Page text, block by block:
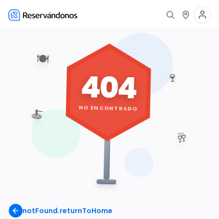
notFound.returnToHome
🍽️
🍷
🥂
🍝
404
NO ENCONTRADO